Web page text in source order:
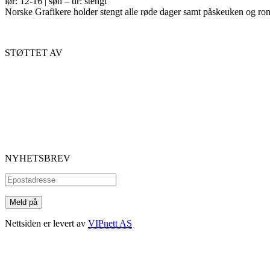
Norske Grafikere holder stengt alle røde dager samt påskeuken og
STØTTET AV
NYHETSBREV
Nettsiden er levert av VIPnett AS